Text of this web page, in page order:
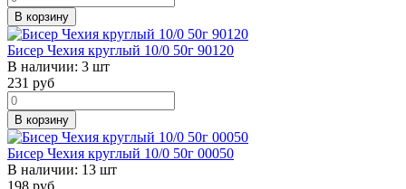
В корзину
Бисер Чехия круглый 10/0 50г 90120
В наличии: 3 шт
231 руб
В корзину
Бисер Чехия круглый 10/0 50г 00050
В наличии: 13 шт
198 руб